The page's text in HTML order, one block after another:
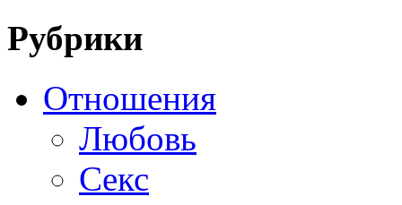
Рубрики
Отношения
Любовь
Секс